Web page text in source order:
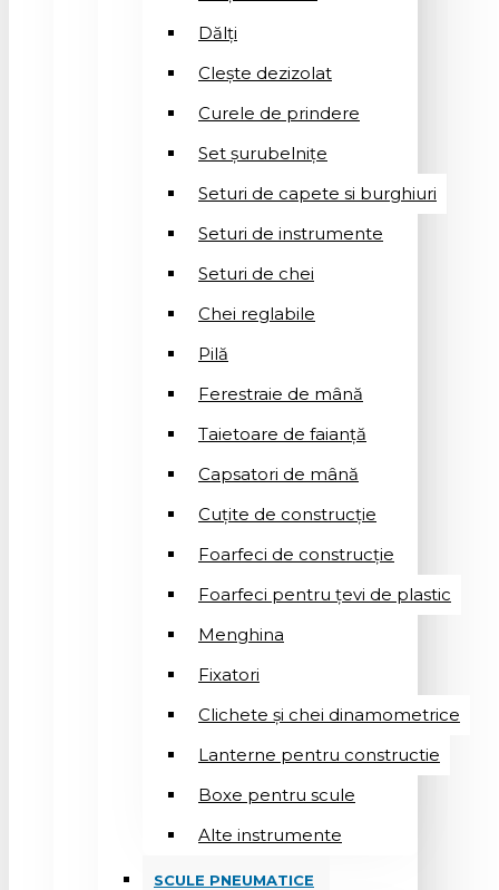
Dălți
Clește dezizolat
Curele de prindere
Set șurubelnițe
Seturi de capete si burghiuri
Seturi de instrumente
Seturi de chei
Chei reglabile
Pilă
Ferestraie de mână
Taietoare de faianță
Capsatori de mână
Cuțite de construcție
Foarfeci de construcție
Foarfeci pentru țevi de plastic
Menghina
Fixatori
Clichete și chei dinamometrice
Lanterne pentru constructie
Boxe pentru scule
Alte instrumente
SCULE PNEUMATICE